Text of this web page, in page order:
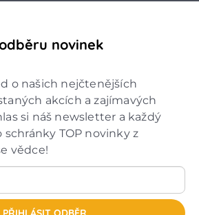
novinek
o našich nejčtenějších
akcích a zajímavých
si náš newsletter a každý
schránky TOP novinky z
vědce!